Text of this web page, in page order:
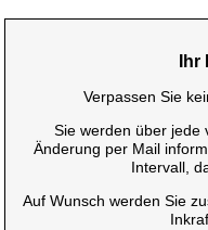
Verpassen Sie
Sie werden über jede
Änderung per Mail
Intervall,
Auf Wunsch werden Sie